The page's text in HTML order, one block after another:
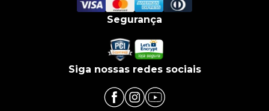
Segurança
Siga nossas redes sociais